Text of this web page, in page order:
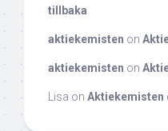
tillbaka
aktiekemisten on
aktiekemisten on
Lisa on Aktiekemisten